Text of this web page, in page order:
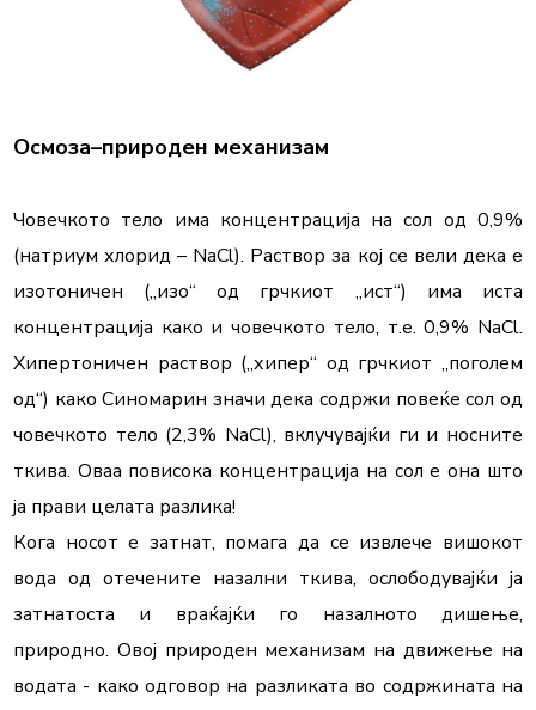
Осмоза–природе
Човечкото тело има концентрација на сол од 0,9%
(натриум хлорид – NaCl). Раствор за кој се вели дека е
изотоничен („изо“ од грчкиот „ист“) има иста
концентрација како и човечкото тело, т.е. 0,9% NaCl.
Хипертоничен раствор („хипер“ од грчкиот „поголем
од“) како Синомарин значи дека содржи повеќе сол од
човечкото тело (2,3% NaCl), вклучувајќи ги и носните
ткива. Оваа повисока концентрација на сол е она што
ја прави целата разлика!
Кога носот е затнат, помага да се извлече вишокот
вода од отечените назални ткива, ослободувајќи ја
затнатоста и враќајќи го назалното дишење,
природно. Овој природен механизам на движење на
водата - како одговор на разликата во содржината на